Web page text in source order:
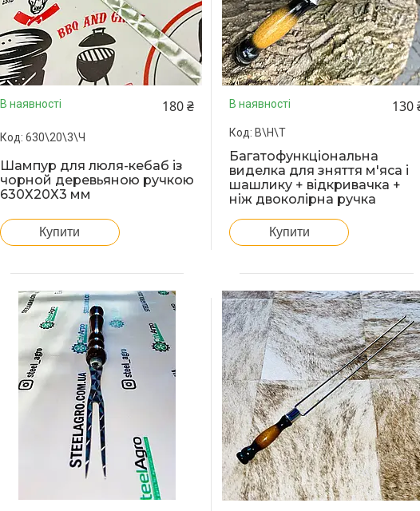
В наявності 180 ₴
630\20\3\Ч
Шампур для люля-кебаб із
чорной деревьяною ручкою
630Х20Х3 мм
Купити
В наявності 130
В\Н\Т
Багатофункціональна
виделка для зняття м'яса і
шашлику + відкривачка +
ніж двоколірна ручка
Купити